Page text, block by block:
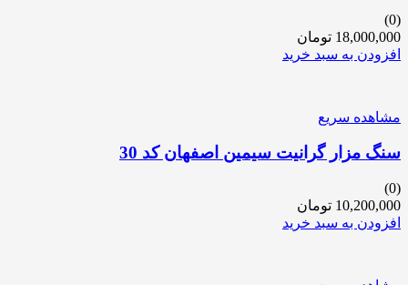
(0)
18,000,000 تومان
افزودن به سبد خرید
مشاهده سریع
سنگ مزار گرانیت سیمین اصفهان کد 30
(0)
10,200,000 تومان
افزودن به سبد خرید